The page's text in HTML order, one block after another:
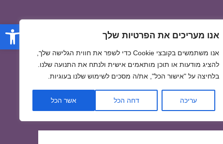
פתח אנו מעריכים את הפרטיות שלך
אנו משתמשים בקובצי Cookie כדי לשפר את חווית הגלישה שלך,
להציג מודעות או תוכן מותאמים אישית ולנתח את התנועה שלנו.
בלחיצה על "אישור הכל", את/ה מסכים לשימוש שלנו בעוגיות.
עריכה דחה הכל אשר הכל